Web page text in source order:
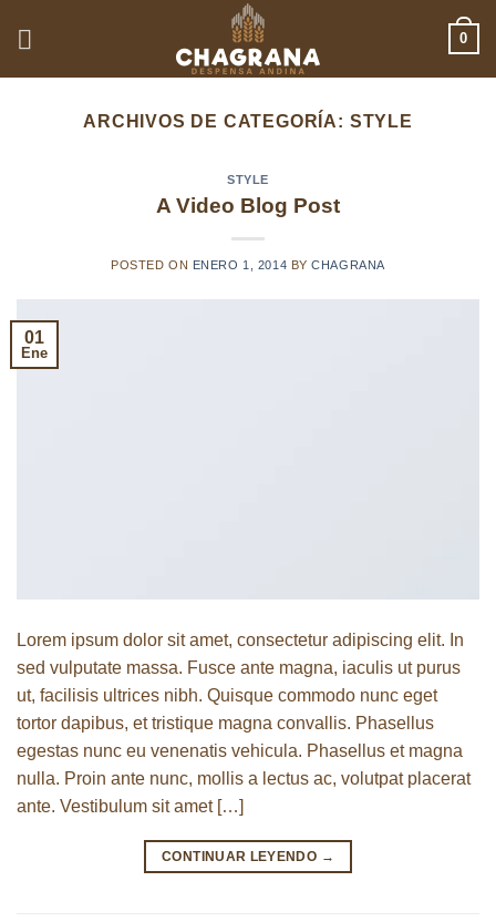
0
ARCHIVOS DE CATEGORÍA: STYLE
STYLE
A Video Blog Post
POSTED ON ENERO 1, 2014 BYCHAGRANA
01
Ene
Lorem ipsum dolor sit amet, consectetur adipiscing elit. In
sed vulputate massa. Fusce ante magna, iaculis ut purus
ut, facilisis ultrices nibh. Quisque commodo nunc eget
tortor dapibus, et tristique magna convallis. Phasellus
egestas nunc eu venenatis vehicula. Phasellus et magna
nulla. Proin ante nunc, mollis a lectus ac, volutpat placerat
ante. Vestibulum sit amet […]
CONTINUAR LEYENDO →